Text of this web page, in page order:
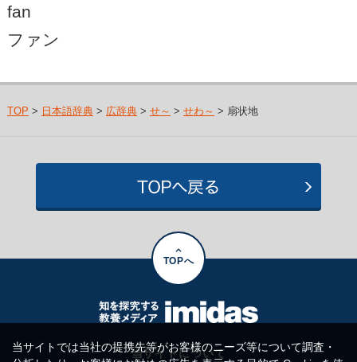
fan
ファン
TOP > 日本語辞典> 広辞典> せ～ > せわ～ > 扇状地
TOPへ
当サイトについて
当サイトでは当社の提携先等がお客様のニーズ等について調査・